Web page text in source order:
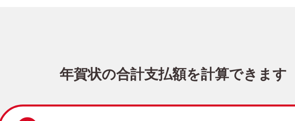
写真1枚 縦
年賀状の合計支払額を計算できます